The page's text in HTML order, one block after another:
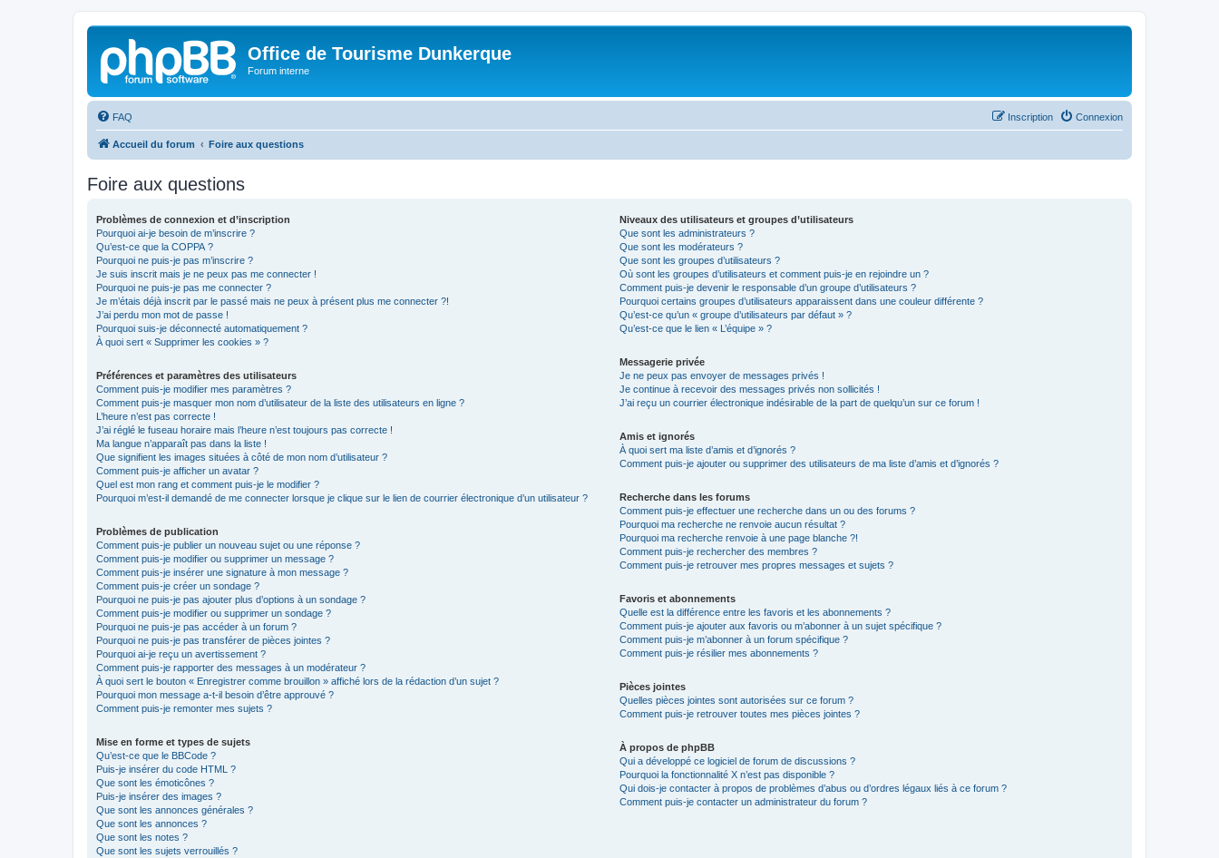
Office de Tourisme Dunkerque
Forum interne
FAQ Connexion
Inscription
Accueil du forum Foire aux questions
Foire aux questions
Problèmes de connexion et d’inscription
Pourquoi ai-je besoin de m’inscrire ?
Qu’est-ce que la COPPA ?
Pourquoi ne puis-je pas m’inscrire ?
Je suis inscrit mais je ne peux pas me connecter !
Pourquoi ne puis-je pas me connecter ?
Je m’étais déjà inscrit par le passé mais ne peux à présent plus me connecter ?!
J’ai perdu mon mot de passe !
Pourquoi suis-je déconnecté automatiquement ?
À quoi sert « Supprimer les cookies » ?
Préférences et paramètres des utilisateurs
Comment puis-je modifier mes paramètres ?
Comment puis-je masquer mon nom d’utilisateur de la liste des utilisateurs en ligne ?
L’heure n’est pas correcte !
J’ai réglé le fuseau horaire mais l’heure n’est toujours pas correcte !
Ma langue n’apparaît pas dans la liste !
Que signifient les images situées à côté de mon nom d’utilisateur ?
Comment puis-je afficher un avatar ?
Quel est mon rang et comment puis-je le modifier ?
Pourquoi m’est-il demandé de me connecter lorsque je clique sur le lien de courrier électronique d’un utilisateur ?
Problèmes de publication
Comment puis-je publier un nouveau sujet ou une réponse ?
Comment puis-je modifier ou supprimer un message ?
Comment puis-je insérer une signature à mon message ?
Comment puis-je créer un sondage ?
Pourquoi ne puis-je pas ajouter plus d’options à un sondage ?
Comment puis-je modifier ou supprimer un sondage ?
Pourquoi ne puis-je pas accéder à un forum ?
Pourquoi ne puis-je pas transférer de pièces jointes ?
Pourquoi ai-je reçu un avertissement ?
Comment puis-je rapporter des messages à un modérateur ?
À quoi sert le bouton « Enregistrer comme brouillon » affiché lors de la rédaction d’un sujet ?
Pourquoi mon message a-t-il besoin d’être approuvé ?
Comment puis-je remonter mes sujets ?
Mise en forme et types de sujets
Qu’est-ce que le BBCode ?
Puis-je insérer du code HTML ?
Que sont les émoticônes ?
Puis-je insérer des images ?
Que sont les annonces générales ?
Que sont les annonces ?
Que sont les notes ?
Que sont les sujets verrouillés ?
Niveaux des utilisateurs et groupes d’utilisateurs
Que sont les administrateurs ?
Que sont les modérateurs ?
Que sont les groupes d’utilisateurs ?
Où sont les groupes d’utilisateurs et comment puis-je en rejoindre un ?
Comment puis-je devenir le responsable d’un groupe d’utilisateurs ?
Pourquoi certains groupes d’utilisateurs apparaissent dans une couleur différente ?
Qu’est-ce qu’un « groupe d’utilisateurs par défaut » ?
Qu’est-ce que le lien « L’équipe » ?
Messagerie privée
Je ne peux pas envoyer de messages privés !
Je continue à recevoir des messages privés non sollicités !
J’ai reçu un courrier électronique indésirable de la part de quelqu’un sur ce forum !
Amis et ignorés
À quoi sert ma liste d’amis et d’ignorés ?
Comment puis-je ajouter ou supprimer des utilisateurs de ma liste d’amis et d’ignorés ?
Recherche dans les forums
Comment puis-je effectuer une recherche dans un ou des forums ?
Pourquoi ma recherche ne renvoie aucun résultat ?
Pourquoi ma recherche renvoie à une page blanche ?!
Comment puis-je rechercher des membres ?
Comment puis-je retrouver mes propres messages et sujets ?
Favoris et abonnements
Quelle est la différence entre les favoris et les abonnements ?
Comment puis-je ajouter aux favoris ou m’abonner à un sujet spécifique ?
Comment puis-je m’abonner à un forum spécifique ?
Comment puis-je résilier mes abonnements ?
Pièces jointes
Quelles pièces jointes sont autorisées sur ce forum ?
Comment puis-je retrouver toutes mes pièces jointes ?
À propos de phpBB
Qui a développé ce logiciel de forum de discussions ?
Pourquoi la fonctionnalité X n’est pas disponible ?
Qui dois-je contacter à propos de problèmes d’abus ou d’ordres légaux liés à ce forum ?
Comment puis-je contacter un administrateur du forum ?